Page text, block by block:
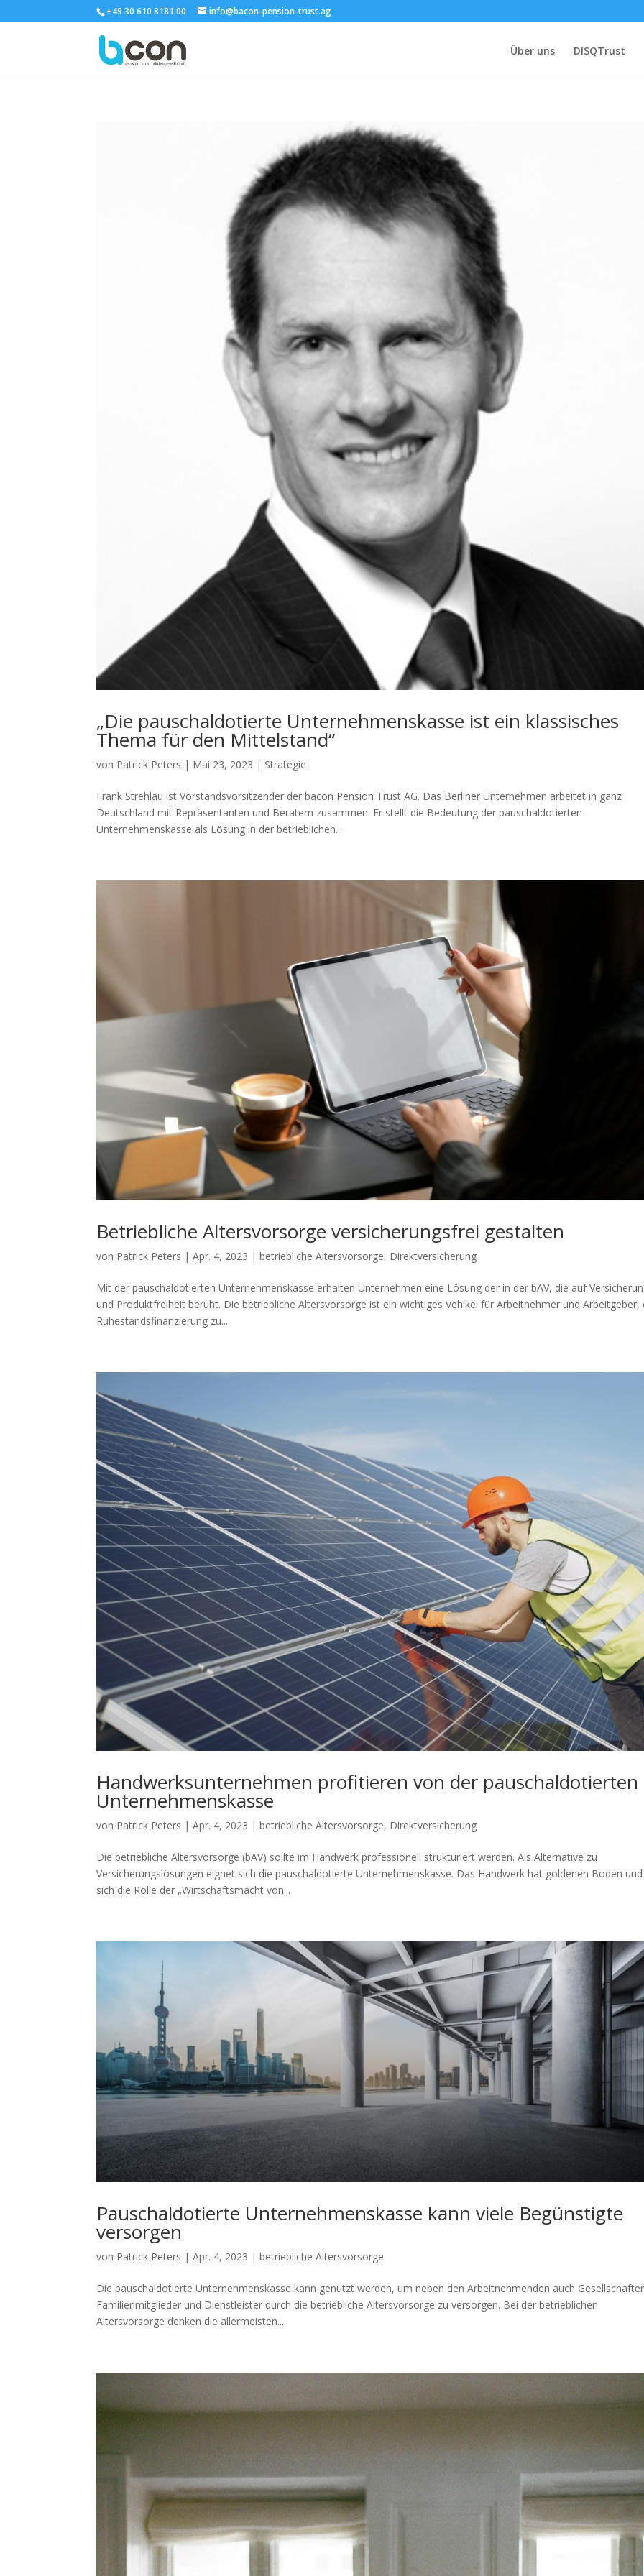
+49 30 610 8181 00 info@bacon-pension-trust.ag
Über uns DISQTrust
„Die pauschaldotierte Unternehmenskasse ist ein klassisches
Thema für den Mittelstand“
von Patrick Peters | Mai 23, 2023 | Strategie
Frank Strehlau ist Vorstandsvorsitzender der bacon Pension Trust AG. Das Berliner Unternehmen arbeitet in ganz
Deutschland mit Repräsentanten und Beratern zusammen. Er stellt die Bedeutung der pauschaldotierten
Unternehmenskasse als Lösung in der betrieblichen...
Betriebliche Altersvorsorge versicherungsfrei gestalten
von Patrick Peters |Apr. 4, 2023 |betriebliche Altersvorsorge, Direktversicherung
Mit der pauschaldotierten Unternehmenskasse erhalten Unternehmen eine Lösung der in der bAV, die auf
und Produktfreiheit beruht. Die betriebliche Altersvorsorge ist ein wichtiges Vehikel für Arbeitnehmer und Arbeitgeber,
Ruhestandsfinanzierung zu...
Handwerksunternehmen profitieren von der pauschaldotierten
Unternehmenskasse
von Patrick Peters |Apr. 4, 2023 |betriebliche Altersvorsorge, Direktversicherung
Die betriebliche Altersvorsorge (bAV) sollte im Handwerk professionell strukturiert werden. Als Alternative zu
Versicherungslösungen eignet sich die pauschaldotierte Unternehmenskasse. Das Handwerk hat goldenen Boden
sich die Rolle der „Wirtschaftsmacht von...
Pauschaldotierte Unternehmenskasse kann viele Begünstigte
versorgen
von Patrick Peters |Apr. 4, 2023 |betriebliche Altersvorsorge
Die pauschaldotierte Unternehmenskasse kann genutzt werden, um neben den Arbeitnehmenden auch
Familienmitglieder und Dienstleister durch die betriebliche Altersvorsorge zu versorgen. Bei der betrieblichen
Altersvorsorge denken die allermeisten...